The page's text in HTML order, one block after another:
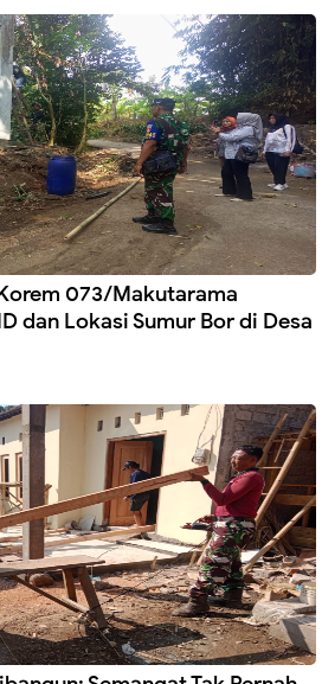
073/Makutarama
dan Lokasi Sumur Bor di Desa